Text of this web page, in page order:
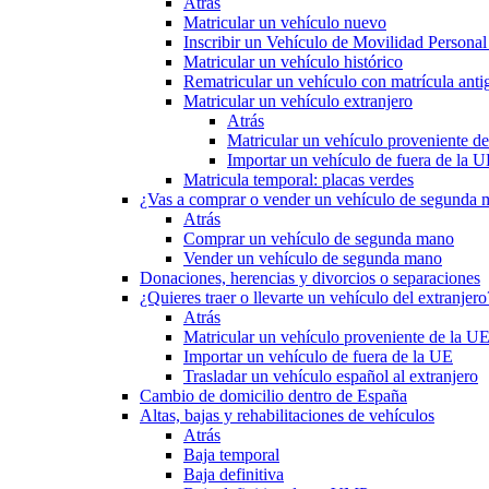
Matricular un vehículo nuevo
Inscribir un Vehículo de Movilidad
Matricular un vehículo histórico
Rematricular un vehículo con matrícula
Matricular un vehículo extranjero
Atrás
Matricular un vehículo proveniente
Importar un vehículo de fuera de la
Matricula temporal: placas verdes
¿Vas a comprar o vender un vehículo de segunda
Atrás
Comprar un vehículo de segunda mano
Vender un vehículo de segunda mano
Donaciones, herencias y divorcios o separaciones
¿Quieres traer o llevarte un vehículo del
Atrás
Matricular un vehículo proveniente de la UE
Importar un vehículo de fuera de la UE
Trasladar un vehículo español al extranjero
Cambio de domicilio dentro de España
Altas, bajas y rehabilitaciones de vehículos
Atrás
Baja temporal
Baja definitiva